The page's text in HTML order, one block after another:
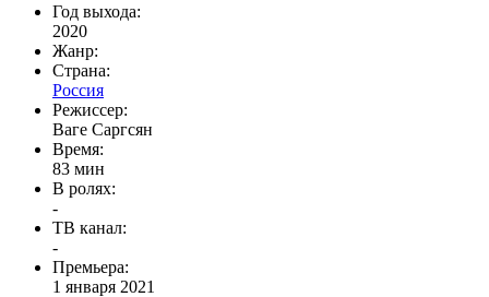
Год выхода:
2020
Жанр:
Страна:
Россия
Режиссер:
Ваге Саргсян
Время:
83 мин
В ролях:
-
ТВ канал:
-
Премьера:
1 января 2021